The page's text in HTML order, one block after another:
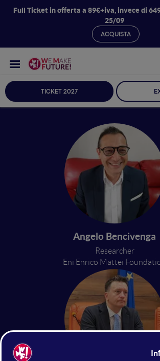
Full Ticket in offerta a 89€+iva,invece di
25/09
ACQUISTA
TICKET 2027
Angelo Bencivenga
Researcher
Eni Enrico Mattei